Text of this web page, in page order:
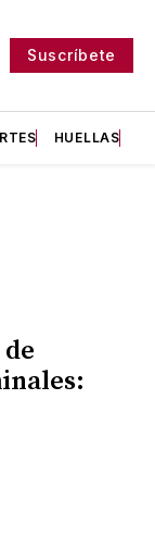
Suscríbete
HUELLAS